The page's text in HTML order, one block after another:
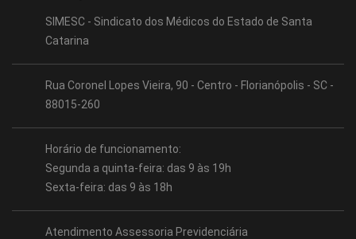
SIMESC - Sindicato dos Médicos do Estado de Santa
Catarina
Rua Coronel Lopes Vieira, 90 - Centro - Florianópolis - SC -
88015-260
Horário de funcionamento:
Segunda a quinta-feira: das 9 às 19h
Sexta-feira: das 9 às 18h
Atendimento Assessoria Previdenciária